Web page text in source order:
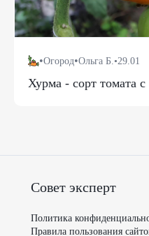
•Огород•Ольга Б. •29.01
Хурма - сорт томата
Совет эксперт
Политика
Правила пользования